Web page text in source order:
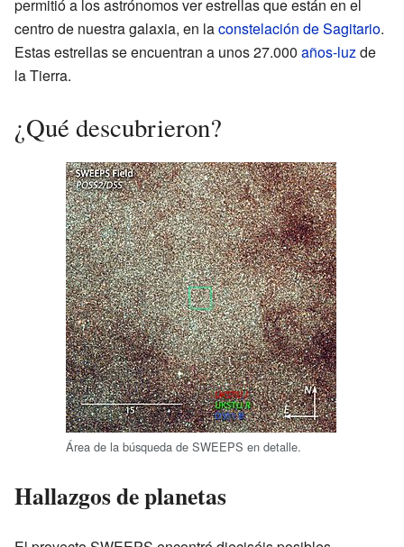
permitió a los astrónomos ver estrellas que están en el
centro de nuestra galaxia, en laconstelación de Sagitario.
Estas estrellas se encuentran a unos 27.000 años-luzde
la Tierra.
¿Qué descubrieron?
Área de la búsqueda de SWEEPS en detalle.
Hallazgos de planetas